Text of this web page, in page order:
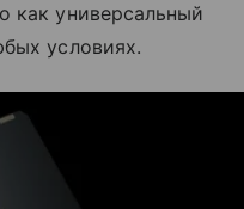
как универсальный
условиях.